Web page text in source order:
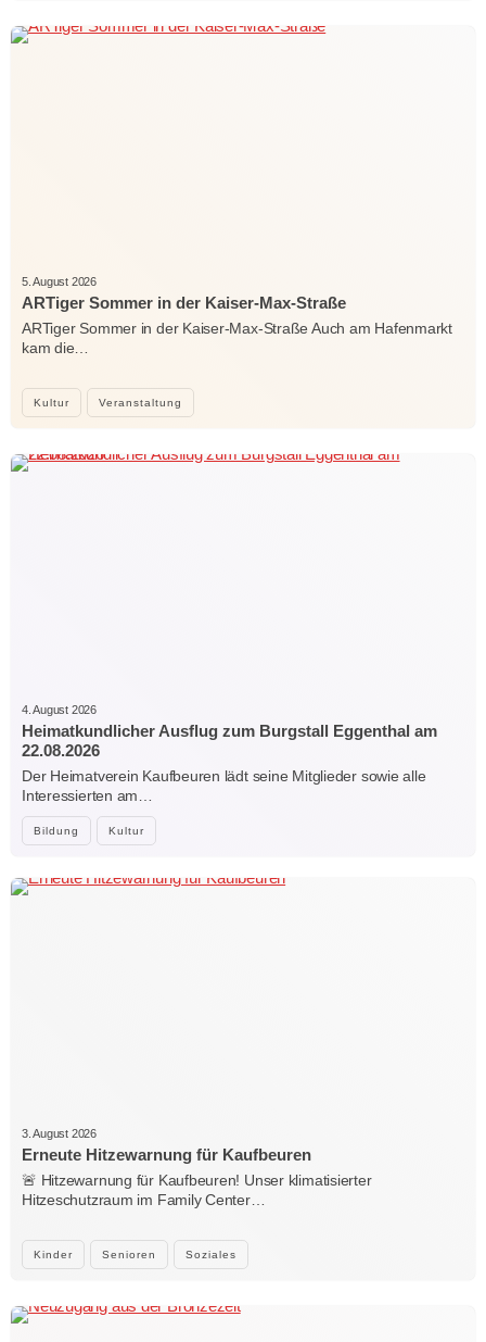
Kultur Veranstaltung
5. August 2026
ARTiger Sommer in der Kaiser-Max-Straße
ARTiger Sommer in der Kaiser-Max-Straße Auch am Hafenmarkt
kam die…
Bildung Kultur
4. August 2026
Heimatkundlicher Ausflug zum Burgstall Eggenthal am
22.08.2026
Der Heimatverein Kaufbeuren lädt seine Mitglieder sowie alle
Interessierten am…
Kinder Senioren Soziales
3. August 2026
Erneute Hitzewarnung für Kaufbeuren
🚨 Hitzewarnung für Kaufbeuren! Unser klimatisierter
Hitzeschutzraum im Family Center…